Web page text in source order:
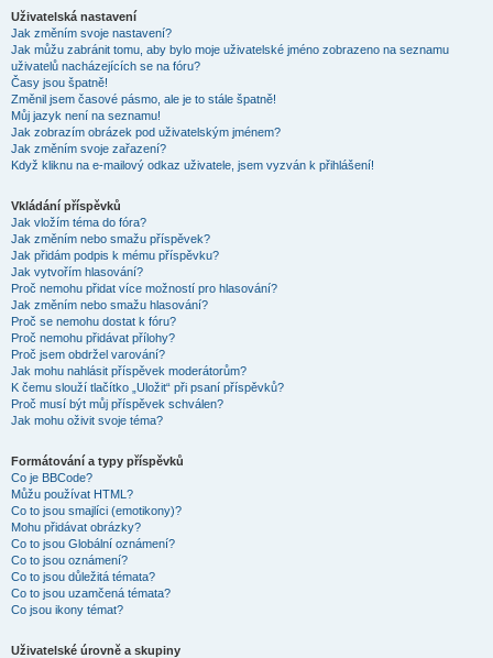
Uživatelská nastavení
Jak změním svoje nastavení?
Jak můžu zabránit tomu, aby bylo moje uživatelské jméno zobrazeno na seznamu
uživatelů nacházejících se na fóru?
Časy jsou špatně!
Změnil jsem časové pásmo, ale je to stále špatně!
Můj jazyk není na seznamu!
Jak zobrazím obrázek pod uživatelským jménem?
Jak změním svoje zařazení?
Když kliknu na e-mailový odkaz uživatele, jsem vyzván k přihlášení!
Vkládání příspěvků
Jak vložím téma do fóra?
Jak změním nebo smažu příspěvek?
Jak přidám podpis k mému příspěvku?
Jak vytvořím hlasování?
Proč nemohu přidat více možností pro hlasování?
Jak změním nebo smažu hlasování?
Proč se nemohu dostat k fóru?
Proč nemohu přidávat přílohy?
Proč jsem obdržel varování?
Jak mohu nahlásit příspěvek moderátorům?
K čemu slouží tlačítko „Uložit“ při psaní příspěvků?
Proč musí být můj příspěvek schválen?
Jak mohu oživit svoje téma?
Formátování a typy příspěvků
Co je BBCode?
Můžu používat HTML?
Co to jsou smajlíci (emotikony)?
Mohu přidávat obrázky?
Co to jsou Globální oznámení?
Co to jsou oznámení?
Co to jsou důležitá témata?
Co to jsou uzamčená témata?
Co jsou ikony témat?
Uživatelské úrovně a skupiny